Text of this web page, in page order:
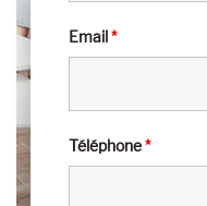
Email*
Téléphone*